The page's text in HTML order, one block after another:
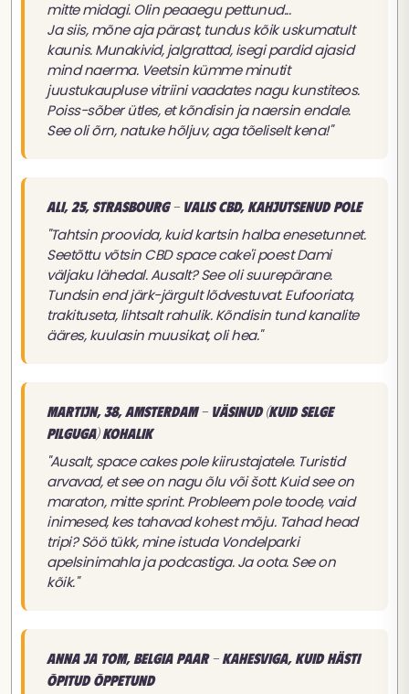
mitte midagi. Olin peaaegu pettunud...
Ja siis, mõne aja pärast, tundus kõik uskumatult
kaunis. Munakivid, jalgrattad, isegi pardid ajasid
mind naerma. Veetsin kümme minutit
juustukaupluse vitriini vaadates nagu kunstiteos.
Poiss-sõber ütles, et kõndisin ja naersin endale.
See oli õrn, natuke hõljuv, aga tõeliselt kena!"
Ali, 25, Strasbourg - Valis CBD, kahjutsenud pole
"Tahtsin proovida, kuid kartsin halba enesetunnet.
Seetõttu võtsin CBD space cake'i poest Dami
väljaku lähedal. Ausalt? See oli suurepärane.
Tundsin end järk-järgult lõdvestuvat. Eufooriata,
trakituseta, lihtsalt rahulik. Kõndisin tund kanalite
ääres, kuulasin muusikat, oli hea."
Martijn, 38, Amsterdam - Väsinud (kuid selge
pilguga) kohalik
"Ausalt, space cakes pole kiirustajatele. Turistid
arvavad, et see on nagu õlu või šott. Kuid see on
maraton, mitte sprint. Probleem pole toode, vaid
inimesed, kes tahavad kohest mõju. Tahad head
tripi? Söö tükk, mine istuda Vondelparki
apelsinimahla ja podcastiga. Ja oota. See on
kõik."
Anna ja Tom, belgia paar - Kahesviga, kuid hästi
õpitud õppetund